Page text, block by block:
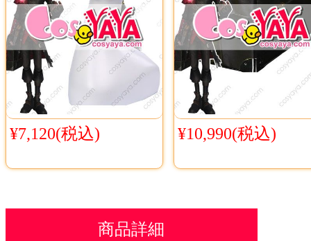
¥7,120(税込) ¥10,990(税込)
商品詳細